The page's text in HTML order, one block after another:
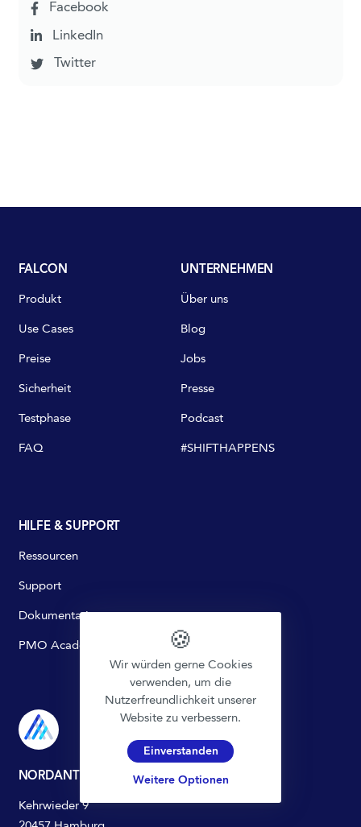
Facebook
LinkedIn
Twitter
NORDANTECH SOLUTIONS GMBH
Kehrwieder 9
FALCON
Produkt
Use Cases
Preise
Sicherheit
Testphase
FAQ
UNTERNEHMEN
Über uns
Blog
Jobs
Presse
Podcast
#SHIFTHAPPENS
HILFE & SUPPORT
Ressourcen
Support
Dokumentation
PMO Academy 🍪
Wir würden gerne Cookies
verwenden, um die
Nutzerfreundlichkeit unserer
Website zu verbessern.
Einverstanden
Weitere Optionen